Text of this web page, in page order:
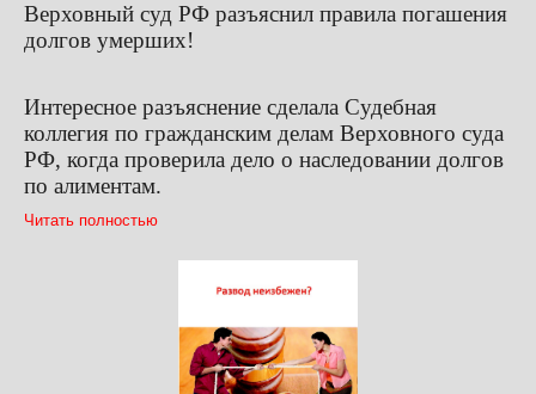
Верховный суд РФ разъяснил правила погашения
долгов умерших!
Интересное разъяснение сделала Судебная
коллегия по гражданским делам Верховного суда
РФ, когда проверила дело о наследовании долгов
по алиментам.
Читать полностью